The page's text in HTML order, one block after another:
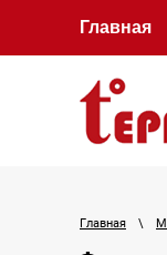
Главная
Главная \